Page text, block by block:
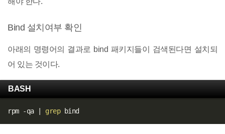
Bind 설치여부 확인
아래의 명령어의 결과로 bind 패키지들이 검색된다면 설치되
어 있는 것이다.
BASH
rpm -qa grep